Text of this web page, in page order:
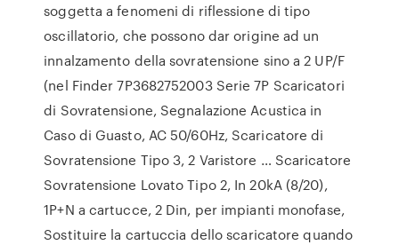
soggetta a fenomeni di riflessione di tipo
oscillatorio, che possono dar origine ad un
innalzamento della sovratensione sino a 2 UP/F
(nel Finder 7P3682752003 Serie 7P Scaricatori
di Sovratensione, Segnalazione Acustica in
Caso di Guasto, AC 50/60Hz, Scaricatore di
Sovratensione Tipo 3, 2 Varistore … Scaricatore
Sovratensione Lovato Tipo 2, In 20kA (8/20),
1P+N a cartucce, 2 Din, per impianti monofase,
Sostituire la cartuccia dello scaricatore quando